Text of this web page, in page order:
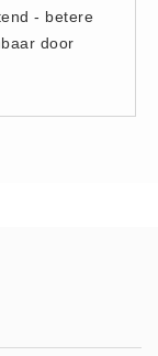
- betere
door